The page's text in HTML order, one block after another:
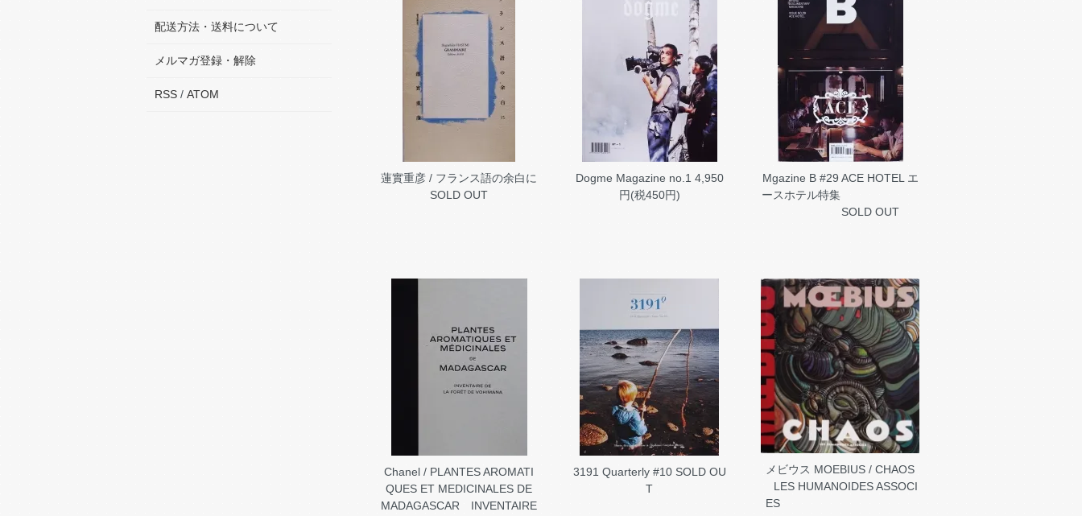
蓮實重彦 / フランス語の余白に
SOLD OUT
Dogme Magazine no.1 4,950
円(税450円)
Mgazine B #29 ACE HOTEL エ
ースホテル特集
SOLD OUT
Chanel / PLANTES AROMATI
QUES ET MEDICINALES DE
MADAGASCAR INVENTAIRE
3191 Quarterly #10SOLD OU
T
メビウス MOEBIUS / CHAOS
LES HUMANOIDES ASSOCI
ES
配送方法・送料について
メルマガ登録・解除
RSS / ATOM